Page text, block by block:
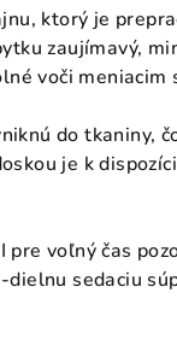
ktorý je
zaujímavý,
voči
do tkaniny,
je k
voľný čas
sedaciu